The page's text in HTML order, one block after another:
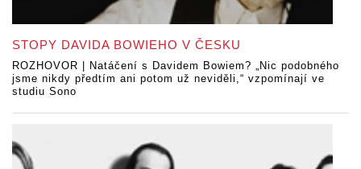
STOPY DAVIDA BOWIEHO V ČESKU
ROZHOVOR | Natáčení s Davidem Bowiem? „Nic podobného
jsme nikdy předtím ani potom už neviděli,“ vzpomínají ve
studiu Sono